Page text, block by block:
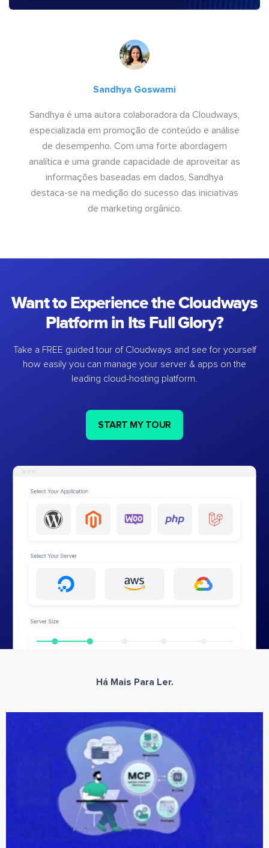
Sandhya Goswami
Sandhya é uma autora colaboradora da Cloudways,
especializada em promoção de conteúdo e análise
de desempenho. Com uma forte abordagem
analítica e uma grande capacidade de aproveitar as
informações baseadas em dados, Sandhya
destaca-se na medição do sucesso das iniciativas
de marketing orgânico.
Want to Experience the Cloudways
Platform in Its Full Glory?
Take a FREE guided tour of Cloudways and see for yourself
how easily you can manage your server & apps on the
leading cloud-hosting platform.
START MY TOUR
Há Mais Para Ler.